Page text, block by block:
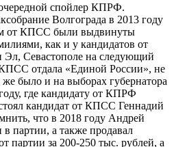
спойлер КПРФ.
Волгограда в 2013 году
от КПСС были выдвинуты
как и у кандидатов от
Севастополе на следующий
отдала «Единой России», не
было и на выборах губернатора
где кандидату от КПРФ
кандидат от КПСС Геннадий
что в 2018 году Андрей
в партии, а также продавал
партии за 200-250 тыс. рублей, а